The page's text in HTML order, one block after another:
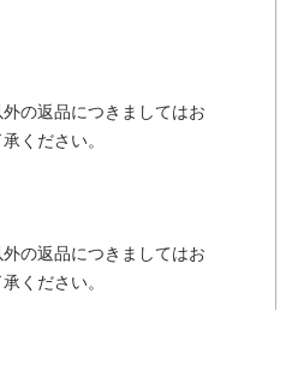
の返品につきましてはお
ください。
の返品につきましてはお
ください。